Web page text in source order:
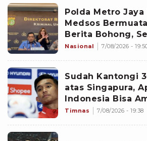
Polda Metro
Medsos
Berita Bohong,
Jadi Tersangka
Nasional 7/08/2026 -
Sudah Kantongi
atas Singapura,
Indonesia Bisa
Tiket Semifinal
Timnas 7/08/2026 - 19:38